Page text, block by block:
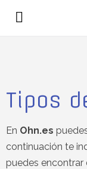
Tipos
En Ohn.es
continuación te
puedes encontrar